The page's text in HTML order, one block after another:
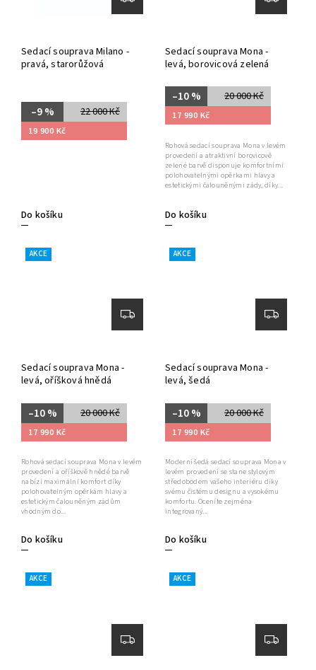
Sedací souprava Milano -
pravá, starorůžová
22 000 Kč
–9 %
19 900 Kč
Do košíku
Sedací souprava Mona -
levá, borovicová zelená
20 000 Kč
–10 %
17 990 Kč
Do košíku
Rohová sedací souprava Mona v levém
provedení a atraktivní borovicově
zelené barvě disponuje komfortními
polohovatelnými opěrkami hlavy a
estetickými čalouněnými zády, díky...
AKCE
Sedací souprava Mona -
levá, oříšková hnědá
20 000 Kč
–10 %
17 990 Kč
Do košíku
Rohová sedací souprava Mona v levém
provedení a oříškově hnědé barvě
nabízí maximální komfort díky
polohovatelným opěrkám hlavy a
estetickým čalouněným zádům
vhodným do...
AKCE
Sedací souprava Mona -
levá, šedá
20 000 Kč
–10 %
17 990 Kč
Do košíku
Moderní šedá sedací souprava Mona v
levém provedení se stane stylovým
středobodem vašeho interiéru díky
svému čistému designu a vysokému
komfortu. Oceníte zejména
integrovaný...
AKCE AKCE